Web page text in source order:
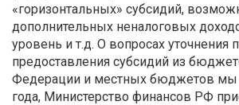
«горизонтальных» субсидий,
дополнительных неналоговых
уровень и т.д. О вопросах уточнения
предоставления субсидий из
Федерации и местных бюджетов мы
года, Министерство финансов РФ